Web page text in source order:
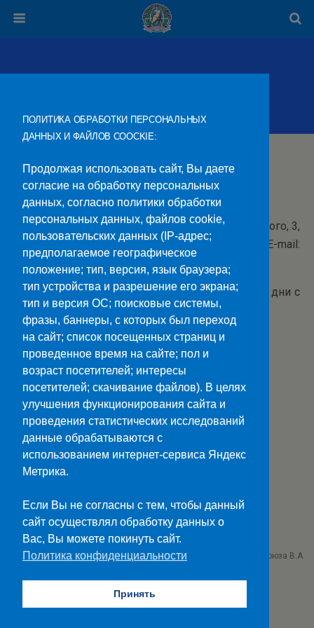
Должность —
начальник отдела по работе с
персоналом
Контакты:Адрес: г. Ставрополь, пр. Черняховского, 3,
каб. 210, 2 этаж. Телефон (8 652) 24-13-08, Е-mail:
ok@stvcc.ru
График приема по личным вопросам:рабочие дни с
9.00 час до 13.00 час.
Наверх
Мобильн.
Министерство науки и высшего образования>>
Госуслуги>>
ГБПОУ "Ставропольский колледж связи им. Героя Советского Союза В.А.
ПОЛИТИКА ОБРАБОТКИ ПЕРСОНАЛЬНЫХ
ДАННЫХ И ФАЙЛОВ COOCKIE:
Продолжая использовать сайт, Вы даете
согласие на обработку персональных
данных, согласно политики обработки
персональных данных, файлов cookie,
пользовательских данных (IP-адрес;
предполагаемое географическое
положение; тип, версия, язык браузера;
тип устройства и разрешение его экрана;
тип и версия ОС; поисковые системы,
фразы, баннеры, с которых был переход
на сайт; список посещенных страниц и
проведенное время на сайте; пол и
возраст посетителей; интересы
посетителей; скачивание файлов). В целях
улучшения функционирования сайта и
проведения статистических исследований
данные обрабатываются с
использованием интернет-сервиса Яндекс
Метрика.
Если Вы не согласны с тем, чтобы данный
сайт осуществлял обработку данных о
Вас, Вы можете покинуть сайт.
Политика конфиденциальности
Принять